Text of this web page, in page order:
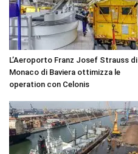
L’Aeroporto Franz Josef Strauss di
Monaco di Baviera ottimizza le
operation con Celonis